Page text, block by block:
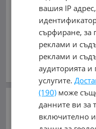
обл. Бургас, гр.
В
Виж
Добави в
вашия IP
сърфиране, за
реклами и
реклами и
аудиторията
услугите.
(190) може
данните ви за
включително